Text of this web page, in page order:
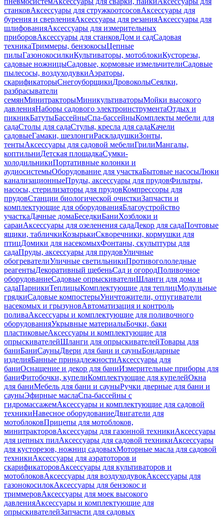
станковАксессуары для стружкоотсосовАксессуары для
бурения и сверленияАксессуары для резанияАксессуары для
шлифованияАксессуары для измерительных
приборовАксессуары для станковДом и садСадовая
техникаТриммеры, бензокосыЦепные
пилыГазонокосилкиКультиваторы, мотоблокиКусторезы,
садовые ножницыСадовые, кормовые измельчителиСадовые
пылесосы, воздуходувкиАэраторы,
скарификаторыСнегоуборщикиДровоколыСеялки,
разбрасыватели
семянМинитракторыМиникультиваторыМойки высокого
давленияНаборы садового электроинструментаОтдых и
пикникБатутыБассейныСпа-бассейныКомплекты мебели для
садаСтолы для садаСтулья, кресла для садаКачели
садовыеГамаки, шезлонгиРаскладушкиЗонты,
тентыАксессуары для садовой мебелиГрилиМангалы,
коптильниДетская площадкаСумки-
холодильникиПортативные колонки и
аудиосистемыОборудование для участкаБытовые насосыЛюки
канализационныеПруды, аксессуары для прудовФильтры,
насосы, стерилизаторы для прудовКомпрессоры для
прудовСтанции биологической очисткиЗапчасти и
комплектующие для оборудованияБлагоустройство
участкаДачные домаБеседкиБаниХозблоки и
сараиАксессуары для озеленения садаДекор для садаПочтовые
ящики, табличкиКозырькиСкворечники, кормушки для
птицДомики для насекомыхФонтаны, скульптуры для
садаПруды, аксессуары для прудовУличные
обогревателиУличные светильникиПротивогололедные
реагентыДекоративный щебеньСад и огородПоливочное
оборудованиеСадовые опрыскивателиШланги для дома и
садаПарникиТеплицыКомплектующие для теплицМодульные
грядкиСадовые компостерыУничтожители, отпугиватели
насекомых и грызуновАвтоматизация и контроль
поливаАксессуары и комплектующие для поливочного
оборудованияУкрывные материалыБочки, баки
пластиковыеАксессуары и комплектующие для
опрыскивателейШланги для опрыскивателейТовары для
баниБаниСауныДвери для бани и сауныБондарные
изделияБанные принадлежностиАксессуары для
баниОснащение и декор для баниИзмерительные приборы для
баниФитобочки, купелиКомплектующие для купелейОкна
для баниМебель для бани и сауныРучки дверные для бани и
сауныЭфирные маслаСпа-бассейны с
гидромассажемАксессуары и комплектующие для садовой
техникиНавесное оборудованиеДвигатели для
мотоблоковПрицепы для мотоблоков,
минитракторовАксессуары для газонной техникиАксессуары
для цепных пилАксессуары для садовой техникиАксессуары
для кусторезов, ножниц садовыхМоторные масла для садовой
техникиАксессуары для аэратоторов и
скарификаторовАксессуары для культиваторов и
мотоблоковАксессуары для воздуходувокАксессуары для
газонокосилокАксессуары для бензокос и
триммеровАксессуары для моек высокого
давленияАксессуары и комплектующие для
опрыскивателейЗапчасти для садовых